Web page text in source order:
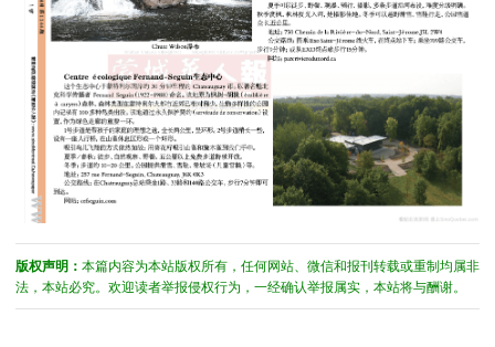
版权声明： 本篇内容为本站版权所有，任何网站、微信和报刊转载或重制均属非
法，本站必究。欢迎读者举报侵权行为，一经确认举报属实，本站将与酬谢。